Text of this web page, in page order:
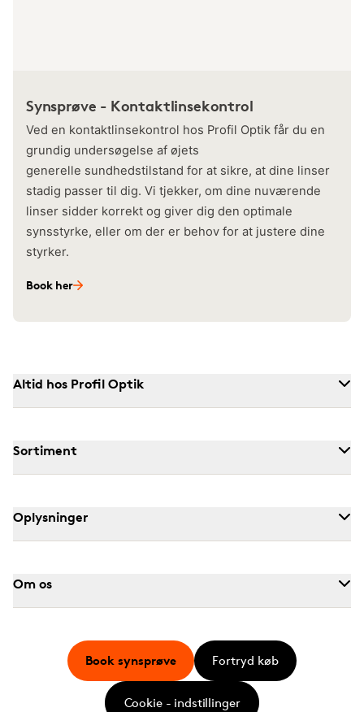
Synsprøve - Kontaktlinsekontrol
Ved en kontaktlinsekontrol hos Profil Optik får du en
grundig undersøgelse af øjets
generelle sundhedstilstand for at sikre, at dine linser
stadig passer til dig. Vi tjekker, om dine nuværende
linser sidder korrekt og giver dig den optimale
synsstyrke, eller om der er behov for at justere dine
styrker.
Book her
Altid hos Profil Optik
Sortiment
Oplysninger
Om os
Book synsprøve Fortryd køb
Cookie - indstillinger